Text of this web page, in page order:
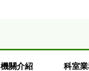
機關介紹 科室